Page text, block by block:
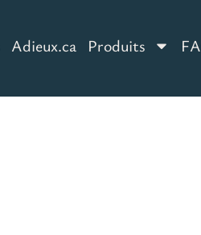
Adieux.ca Produits